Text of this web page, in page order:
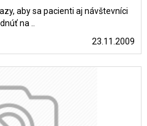
aby sa pacienti aj návštevníci
na ..
23.11.2009